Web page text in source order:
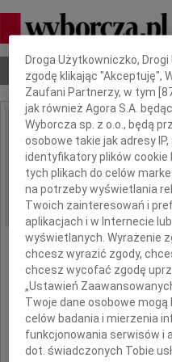
Nekrologi Odeszli
IMIĘ I NAZWISKO:
REGION: Opole
DATA EMISJI: 01.07.2019
wyrazy
Dbamy o Twoją prywatność
Droga Użytkowniczko,
zgodę klikając "Akceptuję",
Zaufani Partnerzy, w tym [
jak również Agora S.A.
Wyborcza sp. z o.o., będą
osobowe takie jak adresy
identyfikatory plików cookie
tych plikach do celów
na potrzeby wyświetlania
Twoich zainteresowań i
aplikacjach i w Internecie
wyświetlanych. Wyrażenie
chcesz wyrazić zgody,
chcesz wycofać zgodę
„Ustawień
Twoje dane osobowe
celów badania i mierzenia
funkcjonowania serwisów i
dot. świadczonych Tobie